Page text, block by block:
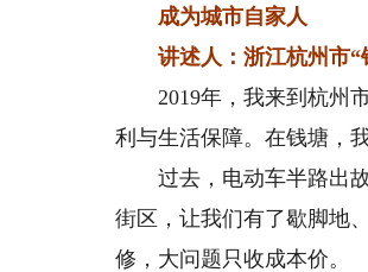
成为城市自家人
讲述人：浙江杭州市“
2019年，我来到杭州市
利与生活保障。在钱塘，
过去，电动车半路出故
街区，让我们有了歇脚地
修，大问题只收成本价。